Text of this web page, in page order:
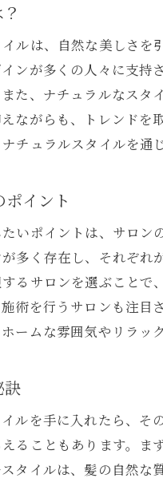
ナチュラル
サロンでの
福岡県北九
北九州市で出会
自分の髪
サロンでの
ナチュラル
ナチュラル志向
サロンで叶
ナチュラル
地元サロン
ルは、自然な美しさ
ンが多くの人々に支
た、ナチュラルなス
ながらも、トレンド
チュラルスタイルを通
イント
いポイントは、サロ
多く存在し、それぞ
るサロンを選ぶこと
術を行うサロンも注
ームな雰囲気やリラッ
訣
ルを手に入れたら、
ることもあります。
タイルは、髪の自然